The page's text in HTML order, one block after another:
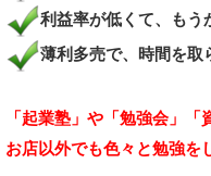
利益率が低くて、もう
薄利多売で、時間を取
「起業塾」や「勉強会」「
お店以外でも色々と勉強を